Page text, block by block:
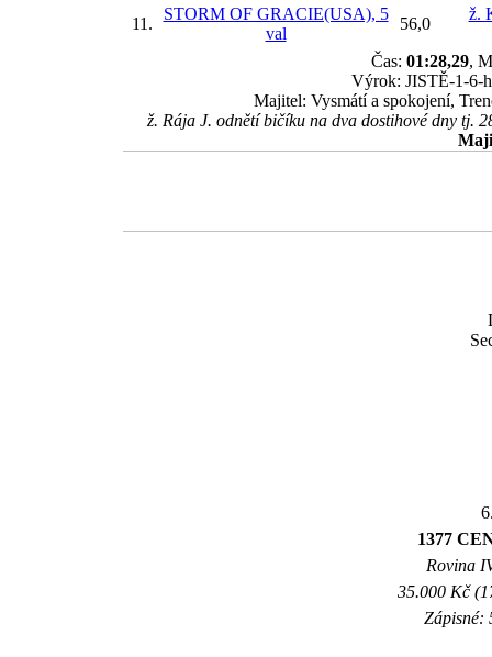
11.
STORM OF GRACIE(USA), 5
val
56,0
ž.
Čas: 01:28,29,
Výrok: JISTĚ-1-6-
Majitel: Vysmátí a spokojení,
ž. Rája J. odnětí bičíku na dva dostihové dny tj.
1377
Rovina
35.000 Kč
Zápisné: